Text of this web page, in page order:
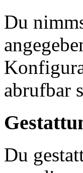
Du
abrufbar
Du